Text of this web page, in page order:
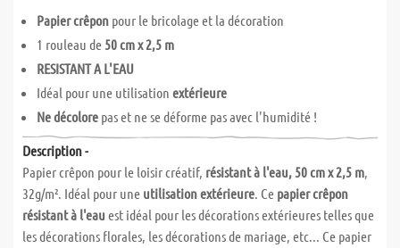
Papier crêpon pour le bricolage et la décoration
1 rouleau de 50 cm x 2,5 m
RESISTANT A L'EAU
Idéal pour une utilisation extérieure
Ne décolore pas et ne se déforme pas avec l'humidité !
Description -
Papier crêpon pour le loisir créatif, résistant à l'eau, 50 cm x 2,5 m,
32g/m². Idéal pour une utilisation extérieure. Ce papier crêpon
résistant à l'eau est idéal pour les décorations extérieures telles que
les décorations florales, les décorations de mariage, etc... Ce papier